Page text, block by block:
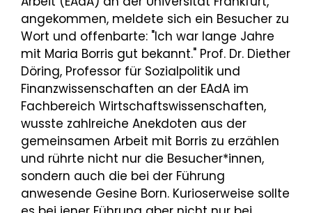
angekommen, meldete sich ein Besucher zu
Wort und offenbarte: "Ich war lange Jahre
mit Maria Borris gut bekannt." Prof. Dr. Diether
Döring, Professor für Sozialpolitik und
Finanzwissenschaften an der EAdA im
Fachbereich Wirtschaftswissenschaften,
wusste zahlreiche Anekdoten aus der
gemeinsamen Arbeit mit Borris zu erzählen
und rührte nicht nur die Besucher*innen,
sondern auch die bei der Führung
anwesende Gesine Born. Kurioserweise sollte